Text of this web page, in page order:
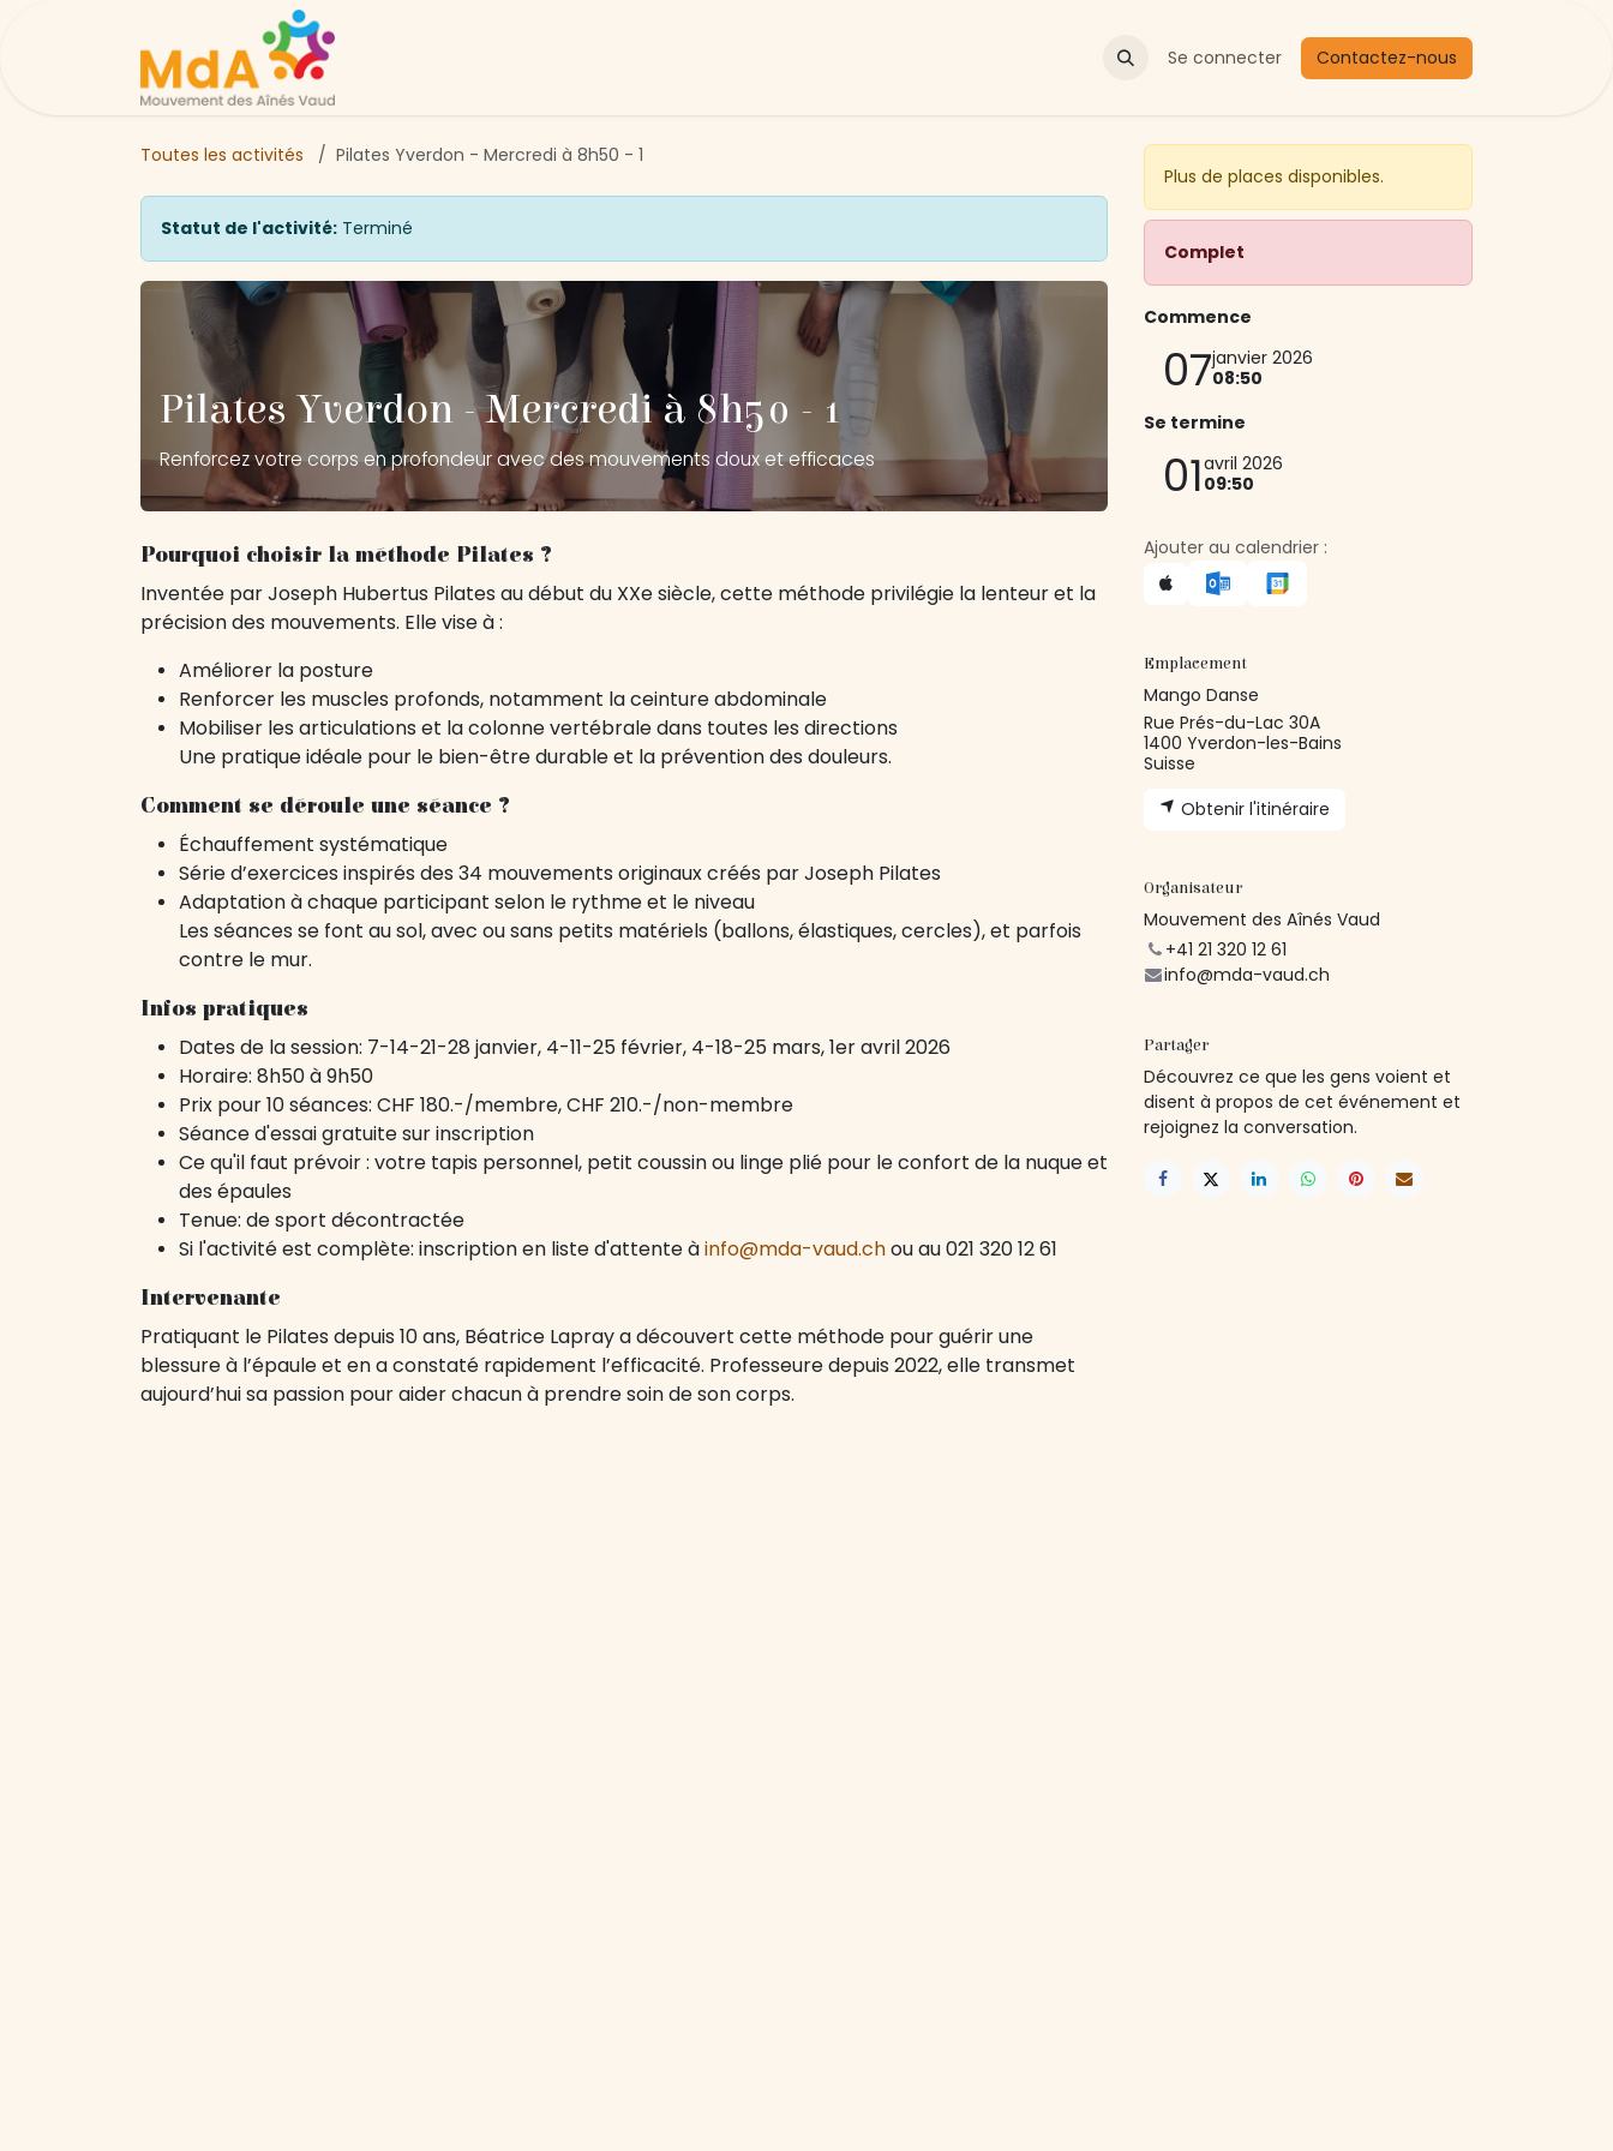
Actualités Se connecter Contactez-nous
Toutes les activités Pilates Yverdon - Mercredi à 8h50 - 1
Statut de l'activité: Terminé
Pilates Yverdon - Mercredi à 8h50 - 1
Renforcez votre corps en profondeur avec des mouvements doux et efficaces
Pourquoi choisir la méthode Pilates ?
Inventée par Joseph Hubertus Pilates au début du XXe siècle, cette méthode privilégie la lenteur et la
précision des mouvements. Elle vise à :
Améliorer la posture
Renforcer les muscles profonds, notamment la ceinture abdominale
Mobiliser les articulations et la colonne vertébrale dans toutes les directions
Une pratique idéale pour le bien-être durable et la prévention des douleurs.
Comment se déroule une séance ?
Échauffement systématique
Série d’exercices inspirés des 34 mouvements originaux créés par Joseph Pilates
Adaptation à chaque participant selon le rythme et le niveau
Les séances se font au sol, avec ou sans petits matériels (ballons, élastiques, cercles), et parfois
contre le mur.
Infos pratiques
Dates de la session: 7-14-21-28 janvier, 4-11-25 février, 4-18-25 mars, 1er avril 2026
Horaire: 8h50 à 9h50
Prix pour 10 séances: CHF 180.-/membre, CHF 210.-/non-membre
Séance d'essai gratuite sur inscription
Ce qu'il faut prévoir : votre tapis personnel, petit coussin ou linge plié pour le confort de la nuque et
des épaules
Tenue: de sport décontractée
Si l'activité est complète: inscription en liste d'attente àinfo@mda-vaud.chou au 021 320 12 61
Intervenante
Pratiquant le Pilates depuis 10 ans, Béatrice Lapray a découvert cette méthode pour guérir une
blessure à l’épaule et en a constaté rapidement l’efficacité. Professeure depuis 2022, elle transmet
aujourd’hui sa passion pour aider chacun à prendre soin de son corps.
Plus de places disponibles.
Complet
Commence
07janvier 2026
08:50
Se termine
01avril 2026
09:50
Ajouter au calendrier :
Emplacement
Mango Danse
Rue Prés-du-Lac 30A
1400 Yverdon-les-Bains
Suisse
Obtenir l'itinéraire
Organisateur
Mouvement des Aînés Vaud
+41 21 320 12 61
info@mda-vaud.ch
Partager
Découvrez ce que les gens voient et
disent à propos de cet événement et
rejoignez la conversation.